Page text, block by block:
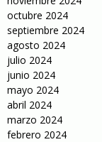
octubre 2024
septiembre 2024
agosto 2024
julio 2024
junio 2024
mayo 2024
abril 2024
marzo 2024
febrero 2024